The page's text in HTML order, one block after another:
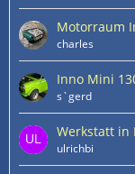
Motorraum
charles
Inno Mini
s`gerd
Werkstatt in
ulrichbi